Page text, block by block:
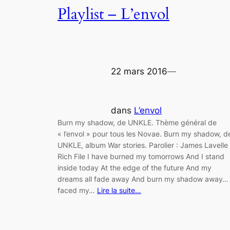
Playlist – L’envol
22 mars 2016—
dans L’envol
Burn my shadow, de UNKLE. Thème général de
« l’envol » pour tous les Novae. Burn my shadow,
UNKLE, album War stories. Parolier : James Lavelle
Rich File I have burned my tomorrows And I stand
inside today At the edge of the future And my
dreams all fade away And burn my shadow away…
faced my… Lire la suite…